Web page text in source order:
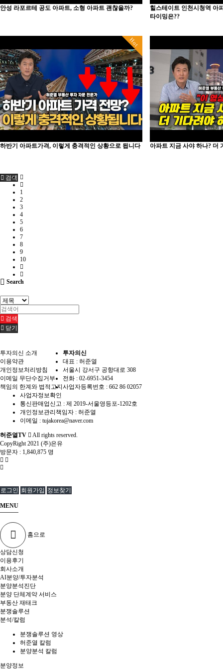
안성 라포르테 공도 아파트, 소형 아파트 괜찮을까?
힐스테이트 인천시청역 아
타이밍은??
Hot
하반기 아파트가격, 이렇게 충격적인 상황으로 됩니다 아파트 지금 사야 하나? 더
검색
1
2
3
4
5
6
7
8
9
10
Search
검색
닫기
투자의신 소개
이용약관
개인정보처리방침
이메일 무단수집거부
책임의 한계와 법적고지
투자의신
대표 : 허준열
서울시 강서구 공항대로 308
전화 : 02-6951-3454
사업자등록번호 : 662 86 02057
사업자정보확인
통신판매업신고 : 제 2019-서울영등포-1202호
개인정보관리책임자 : 허준열
이메일 : tujakorea@naver.com
허준열TV
All rights reserved.
CopyRight 2021 (주)은유
방문자 : 1,840,875 명
로그인 회원가입 정보찾기
MENU
홈으로
상담신청
이용후기
회사소개
AI분양/투자분석
분양분석진단
분양 단체계약 서비스
부동산 재태크
분쟁솔루션
분석/칼럼
분쟁솔루션 영상
허준열 칼럼
분양분석 칼럼
분양정보